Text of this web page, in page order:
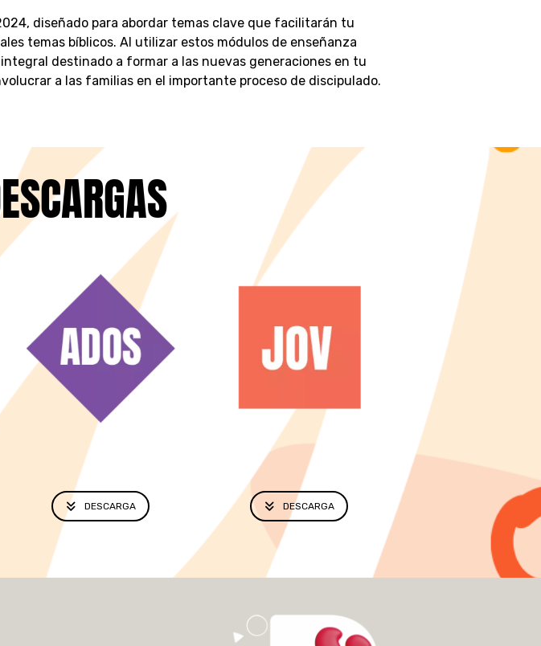
diseñado para abordar temas clave que facilitarán tu
temas bíblicos. Al utilizar estos módulos de enseñanza
destinado a formar a las nuevas generaciones en tu
a las familias en el importante proceso de discipulado.
DESCARGA DESCARGA